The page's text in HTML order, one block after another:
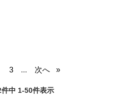
3 ... 次へ
中 1-50件表示